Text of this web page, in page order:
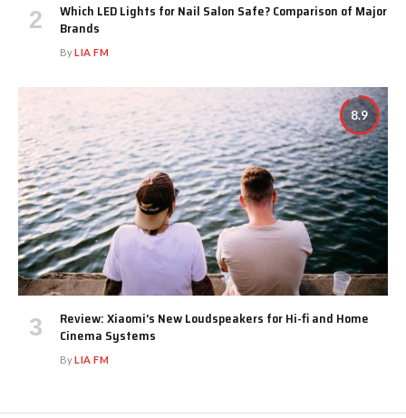
Which LED Lights for Nail Salon Safe? Comparison of Major
Brands
ByLIA FM
8.9
Review: Xiaomi’s New Loudspeakers for Hi-fi and Home
Cinema Systems
ByLIA FM